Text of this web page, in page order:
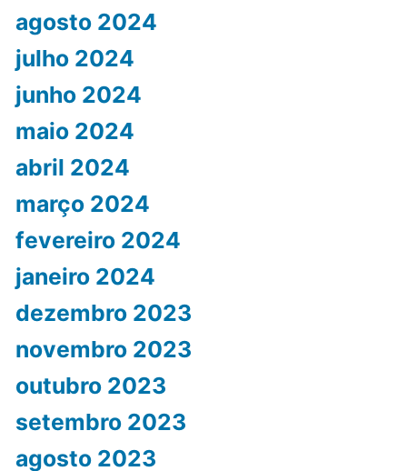
agosto 2024
julho 2024
junho 2024
maio 2024
abril 2024
março 2024
fevereiro 2024
janeiro 2024
dezembro 2023
novembro 2023
outubro 2023
setembro 2023
agosto 2023